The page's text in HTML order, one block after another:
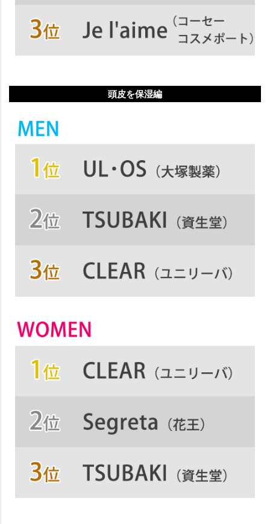
頭皮を保湿編